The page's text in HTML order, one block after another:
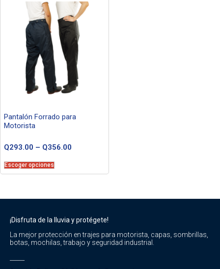
Pantalón Forrado para
Motorista
Q293.00 – Q356.00
Escoger opciones
¡Disfruta de la lluvia y protégete!
La mejor protección en trajes para motorista, capas, sombrillas,
botas, mochilas, trabajo y seguridad industrial.